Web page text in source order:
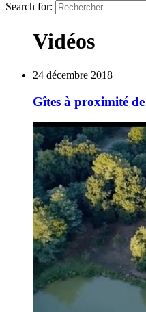
Search for:
Vidéos
24 décembre 2018
Gîtes à proximité